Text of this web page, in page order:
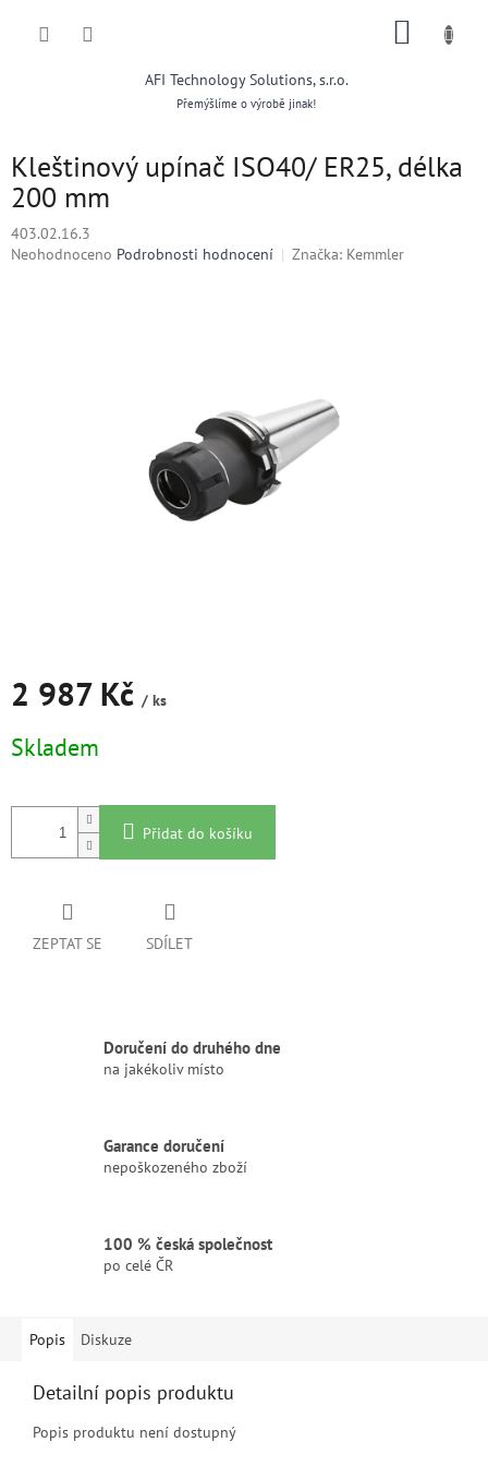
AFI Technology Solutions, s.r.o.
Přemýšlíme o výrobě jinak!
Kleštinový upínač ISO40/ ER25, délka
200 mm
403.02.16.3
Průměrné
Neohodnoceno Podrobnosti hodnocení Značka: Kemmler
2 987 Kč / ks
cena:
Skladem
Přidat do košíku
ZEPTAT SE SDÍLET
Doručení do druhého dne
na jakékoliv místo
Garance doručení
nepoškozeného zboží
100 % česká společnost
po celé ČR
Popis Diskuze
Detailní popis produktu
Popis produktu není dostupný